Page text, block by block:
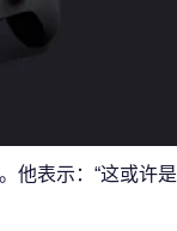
他表示：“这或许